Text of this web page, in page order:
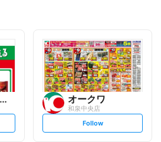
オークワ
和泉中央店
s
Follow